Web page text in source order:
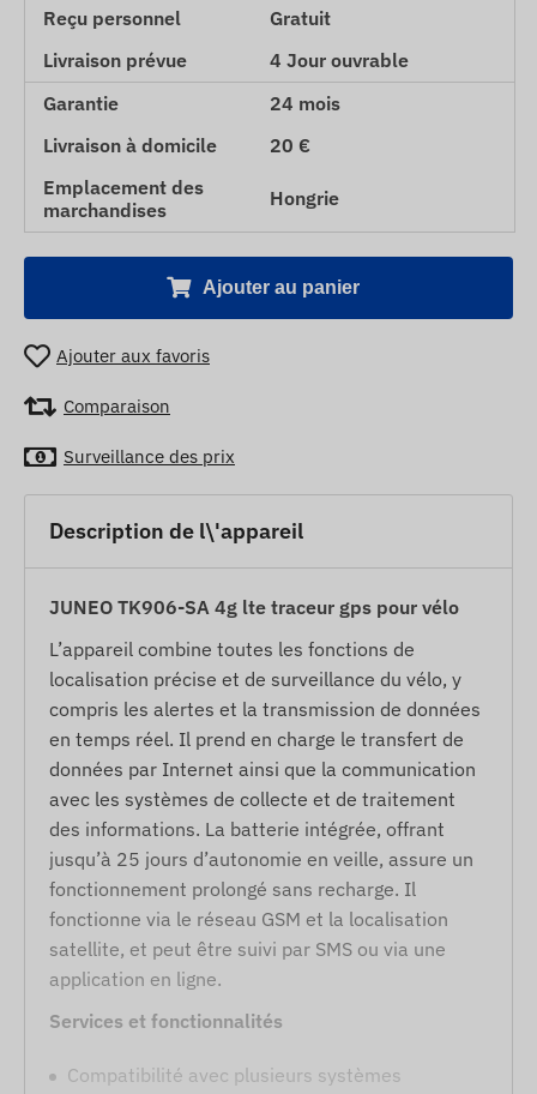
Reçu personnel
Gratuit
Livraison prévue
4 Jour ouvrable
Garantie
24 mois
Livraison à domicile
20 €
Emplacement des
marchandises
Hongrie
Ajouter au panier
Ajouter aux favoris
Comparaison
Surveillance des prix
Description de l\'appareil
JUNEO TK906-SA 4g lte traceur gps pour vélo
L’appareil combine toutes les fonctions de
localisation précise et de surveillance du vélo, y
compris les alertes et la transmission de données
en temps réel. Il prend en charge le transfert de
données par Internet ainsi que la communication
avec les systèmes de collecte et de traitement
des informations. La batterie intégrée, offrant
jusqu’à 25 jours d’autonomie en veille, assure un
fonctionnement prolongé sans recharge. Il
fonctionne via le réseau GSM et la localisation
satellite, et peut être suivi par SMS ou via une
application en ligne.
Services et fonctionnalités
Compatibilité avec plusieurs systèmes